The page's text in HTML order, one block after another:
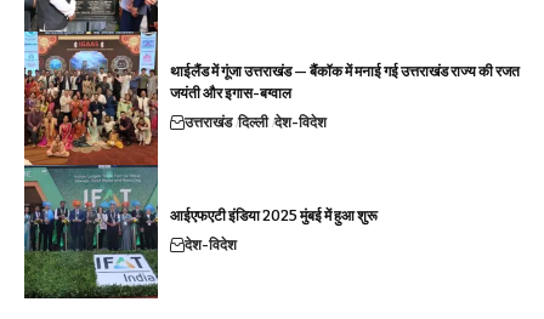
थाईलैंड में गूंजा उत्तराखंड — बैंकॉक में मनाई गई उत्तराखंड राज्य की रजत
जयंती और इगास-बग्वाल
उत्तराखंड दिल्ली देश-विदेश
आईएफएटी इंडिया 2025 मुंबई में हुआ शुरू
देश-विदेश